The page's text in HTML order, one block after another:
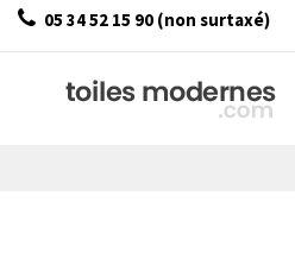
05 34 52 15 90 (non surtaxé)